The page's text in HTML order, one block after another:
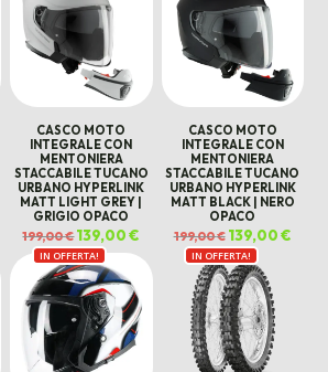
€.
CASCO MOTO
INTEGRALE CON
MENTONIERA
STACCABILE TUCANO
URBANO HYPERLINK
MATT LIGHT GREY |
GRIGIO OPACO
199,00€Il
prezzo
originale
era:
199,00 €.
139,00€
prezzo
attuale
è:
139,00 €.
CASCO MOTO
INTEGRALE CON
MENTONIERA
STACCABILE TUCANO
URBANO HYPERLINK
MATT BLACK | NERO
OPACO
199,00€ Il
prezzo
originale
era:
199,00 €.
139,00€Il
IN OFFERTA! IN OFFERTA!